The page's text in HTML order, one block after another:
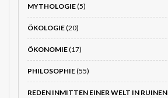
MYTHOLOGIE(5)
ÖKOLOGIE(20)
ÖKONOMIE(17)
PHILOSOPHIE(55)
REDEN INMITTEN EINER WELT IN RUINEN